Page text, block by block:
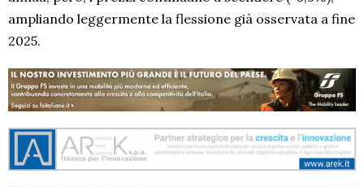
ampliando leggermente la flessione già osservata a fine
2025.